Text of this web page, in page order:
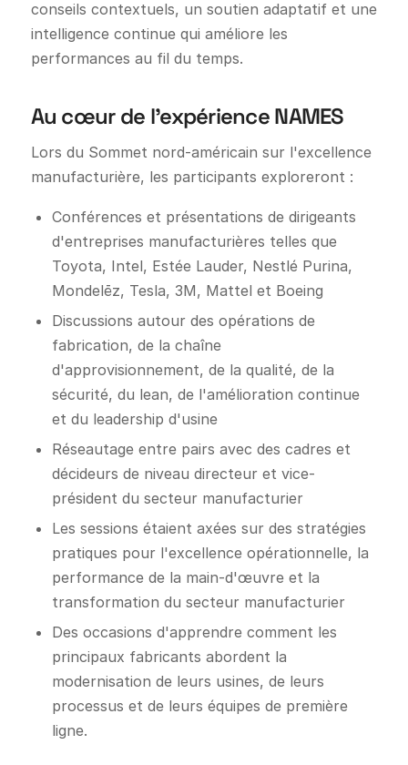
conseils contextuels, un soutien adaptatif et une
intelligence continue qui améliore les
performances au fil du temps.
Au cœur de l'expérience NAMES
Lors du Sommet nord-américain sur l'excellence
manufacturière, les participants exploreront :
Conférences et présentations de dirigeants
d'entreprises manufacturières telles que
Toyota, Intel, Estée Lauder, Nestlé Purina,
Mondelēz, Tesla, 3M, Mattel et Boeing
Discussions autour des opérations de
fabrication, de la chaîne
d'approvisionnement, de la qualité, de la
sécurité, du lean, de l'amélioration continue
et du leadership d'usine
Réseautage entre pairs avec des cadres et
décideurs de niveau directeur et vice-
président du secteur manufacturier
Les sessions étaient axées sur des stratégies
pratiques pour l'excellence opérationnelle, la
performance de la main-d'œuvre et la
transformation du secteur manufacturier
Des occasions d'apprendre comment les
principaux fabricants abordent la
modernisation de leurs usines, de leurs
processus et de leurs équipes de première
ligne.